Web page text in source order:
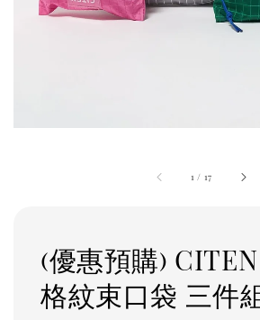
1 / 17
(優惠預購)
格紋束口袋 三件